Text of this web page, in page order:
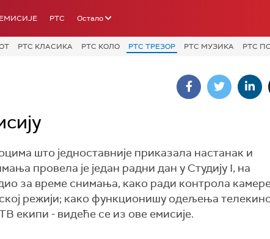
ЕМИСИЈЕ РТС Остало
РТС КЛАСИКА РТС КОЛО РТС ТРЕЗОР РТС МУЗИКА РТС
што једноставније приказала настанак и
провела је један радни дан у Студију I, на
за време снимања, како ради контрола
режији; како функционишу одељења
екипи - видеће се из ове емисије.